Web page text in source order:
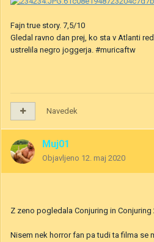
Fajn true story. 7,5/10
Gledal ravno dan prej, ko sta v Atlanti
ustrelila negro joggerja. #muricaftw
Navedek
Muj01
Objavljeno 12. maj 2020
Z zeno pogledala Conjuring in Conjuring
Nisem nek horror fan pa tudi ta filma se